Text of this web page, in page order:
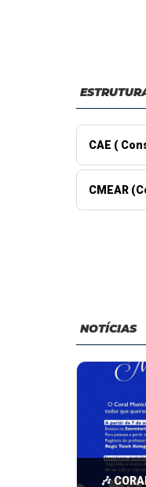
CAE (
CMEAR
NOTÍCIAS
🎶